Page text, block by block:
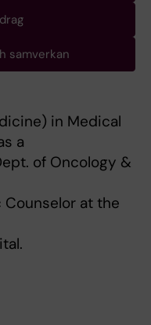
samverkan
in Medical
a
of Oncology &
at the